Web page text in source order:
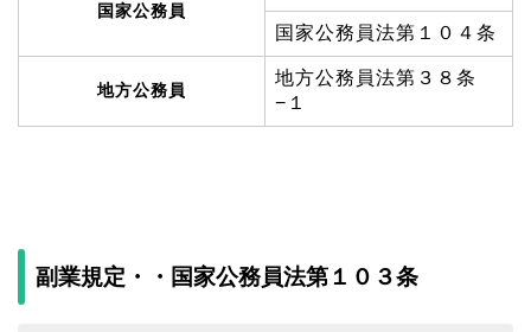
国家公務員
国家公務員法第１０４条
地方公務員
地方公務員法第３８条
−１
副業規定・・国家公務員法第１０３条